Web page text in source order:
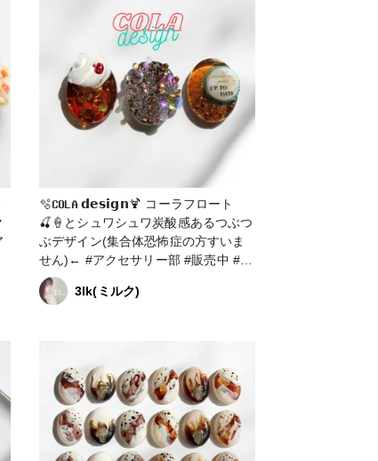
🫧𝗖𝗢𝗟𝗔 𝗱𝗲𝘀𝗶𝗴𝗻🍹 ⁡⁡コーラフロート
🍒🍦とシュワシュワ炭酸感あるつぶつ
ぶデザイン(集合体恐怖症の方すいま
せん)← #アクセサリー部 #販売中 #ピ
アス #イヤリング #その他 #ネイルア
クセサリー #レジンアクセサリー
3lk(ミルク)